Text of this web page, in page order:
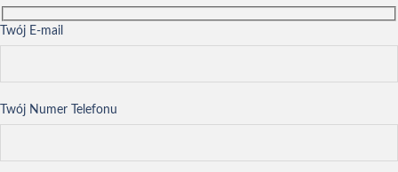
Twój E-mail
Twój Numer Telefonu